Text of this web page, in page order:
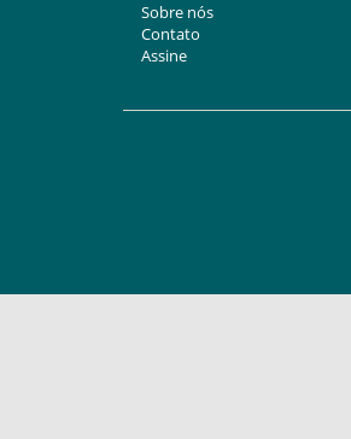
Sobre nós
Contato
Assine